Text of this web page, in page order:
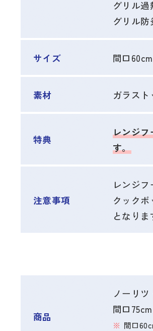
グリル
グリル防
サイズ 間口60cm
素材 ガラスト
特典
レンジフ
す。
注意事項
レンジフ
クック
となりま
商品
ノーリ
間口
間口